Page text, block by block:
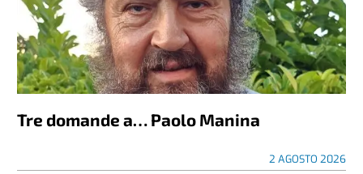
Tre domande a… Paolo Manina
2 AGOSTO 2026